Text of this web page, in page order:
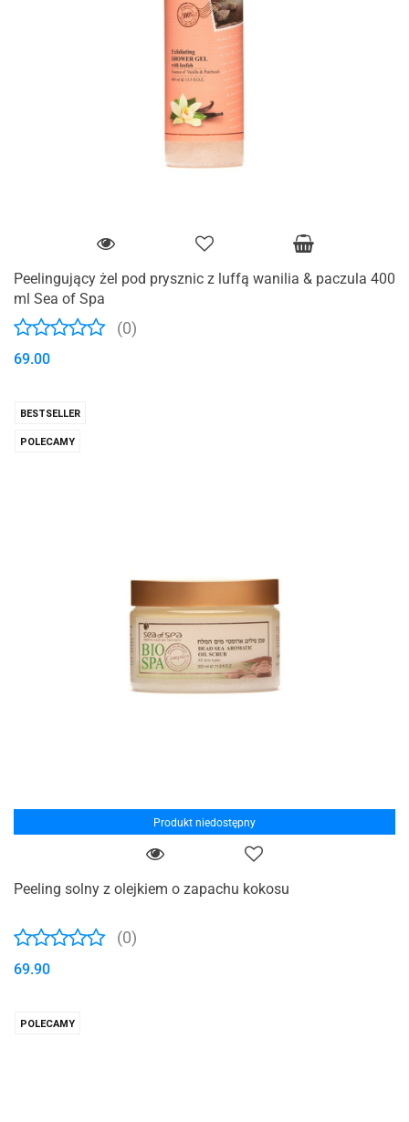
Peelingujący żel pod prysznic z luffą wanilia & paczula 400
ml Sea of Spa
(0)
69.00
BESTSELLER
POLECAMY
Produkt niedostępny
Peeling solny z olejkiem o zapachu kokosu
(0)
69.90
POLECAMY